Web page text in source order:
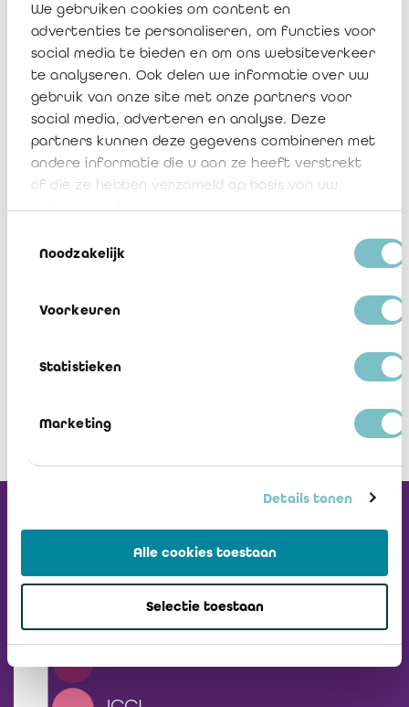
We gebruiken cookies om content en
advertenties te personaliseren, om functies voor
social media te bieden en om ons websiteverkeer
te analyseren. Ook delen we informatie over uw
gebruik van onze site met onze partners voor
social media, adverteren en analyse. Deze
partners kunnen deze gegevens combineren met
andere informatie die u aan ze heeft verstrekt
of die ze hebben verzameld op basis van uw
Noodzakelijk
Voorkeuren
Statistieken
Marketing
Details tonen
Alle cookies toestaan
Selectie toestaan
d’identification et de vérification de l’identité du client, des
bénéficiaires effectifsdu client et du mandataire du client dans
le cadre de la loi du 18 septembre 2017 relative à la
prévention
du blanchiment de capitaux et du financement du
terrorisme et à la limitation de l'utilisation des espèces
des autres obligations préalables incombant aux
[commissaires/réviseurs d’entreprises],notamment dans le
cadre de la procédure d’acceptation client.
Dans ce contexte, vous vous engagez à fournir les
Code des sociétés et des associations.»
Recevez notre
Newsletter